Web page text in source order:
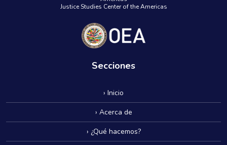
Justice Studies Center of the Americas
Secciones
› Inicio
› Acerca de
› ¿Qué hacemos?